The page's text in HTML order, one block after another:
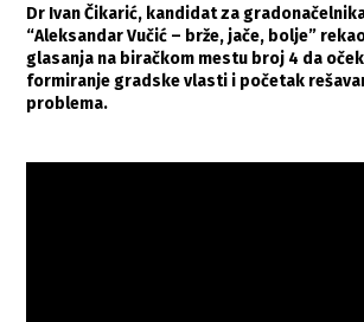
Dr Ivan Čikarić, kandidat za
“Aleksandar Vučić – brže, jače, bolje”
glasanja na biračkom mestu broj 4 da
formiranje gradske vlasti i početak
problema.